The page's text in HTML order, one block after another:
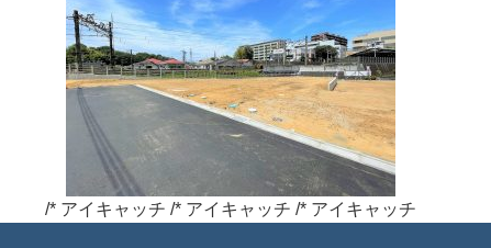
/* アイキャッチ /* アイキャッチ /* アイキャッチ